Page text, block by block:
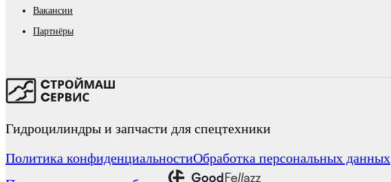
Вакансии
Партнёры
Гидроцилиндры и запчасти для спецтехники
Политика конфиденциальностиОбработка персональных данных